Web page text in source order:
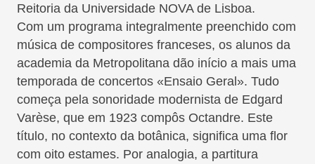
Reitoria da Universidade NOVA de Lisboa.
Com um programa integralmente preenchido com
música de compositores franceses, os alunos da
academia da Metropolitana dão início a mais uma
temporada de concertos «Ensaio Geral». Tudo
começa pela sonoridade modernista de Edgard
Varèse, que em 1923 compôs Octandre. Este
título, no contexto da botânica, significa uma flor
com oito estames. Por analogia, a partitura